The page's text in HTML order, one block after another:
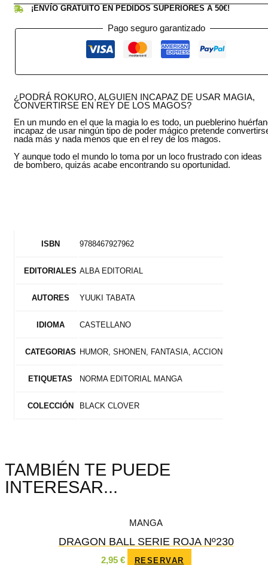
¡ENVÍO GRATUITO EN PEDIDOS SUPERIORES A 50€!
Pago seguro garantizado
¿PODRÁ ROKURO, ALGUIEN INCAPAZ DE USAR MAGIA,
CONVERTIRSE EN REY DE LOS MAGOS?
En un mundo en el que la magia lo es todo, un pueblerino
incapaz de usar ningún tipo de poder mágico pretende
nada más y nada menos que en el rey de los magos.
Y aunque todo el mundo lo toma por un loco frustrado con ideas
de bombero, quizás acabe encontrando su oportunidad.
ISBN 9788467927962
EDITORIALES ALBA EDITORIAL
AUTORES YUUKI TABATA
IDIOMA CASTELLANO
CATEGORIAS HUMOR, SHONEN, FANTASIA, ACCION
ETIQUETAS NORMA EDITORIAL MANGA
COLECCIÓN BLACK CLOVER
TAMBIÉN TE PUEDE
INTERESAR...
MANGA
DRAGON BALL SERIE ROJA Nº230
2,95 € RESERVAR